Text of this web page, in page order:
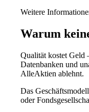
Weitere
Warum
Qualität kostet Geld
Datenbanken und
AlleAktien ablehnt.
Das
oder